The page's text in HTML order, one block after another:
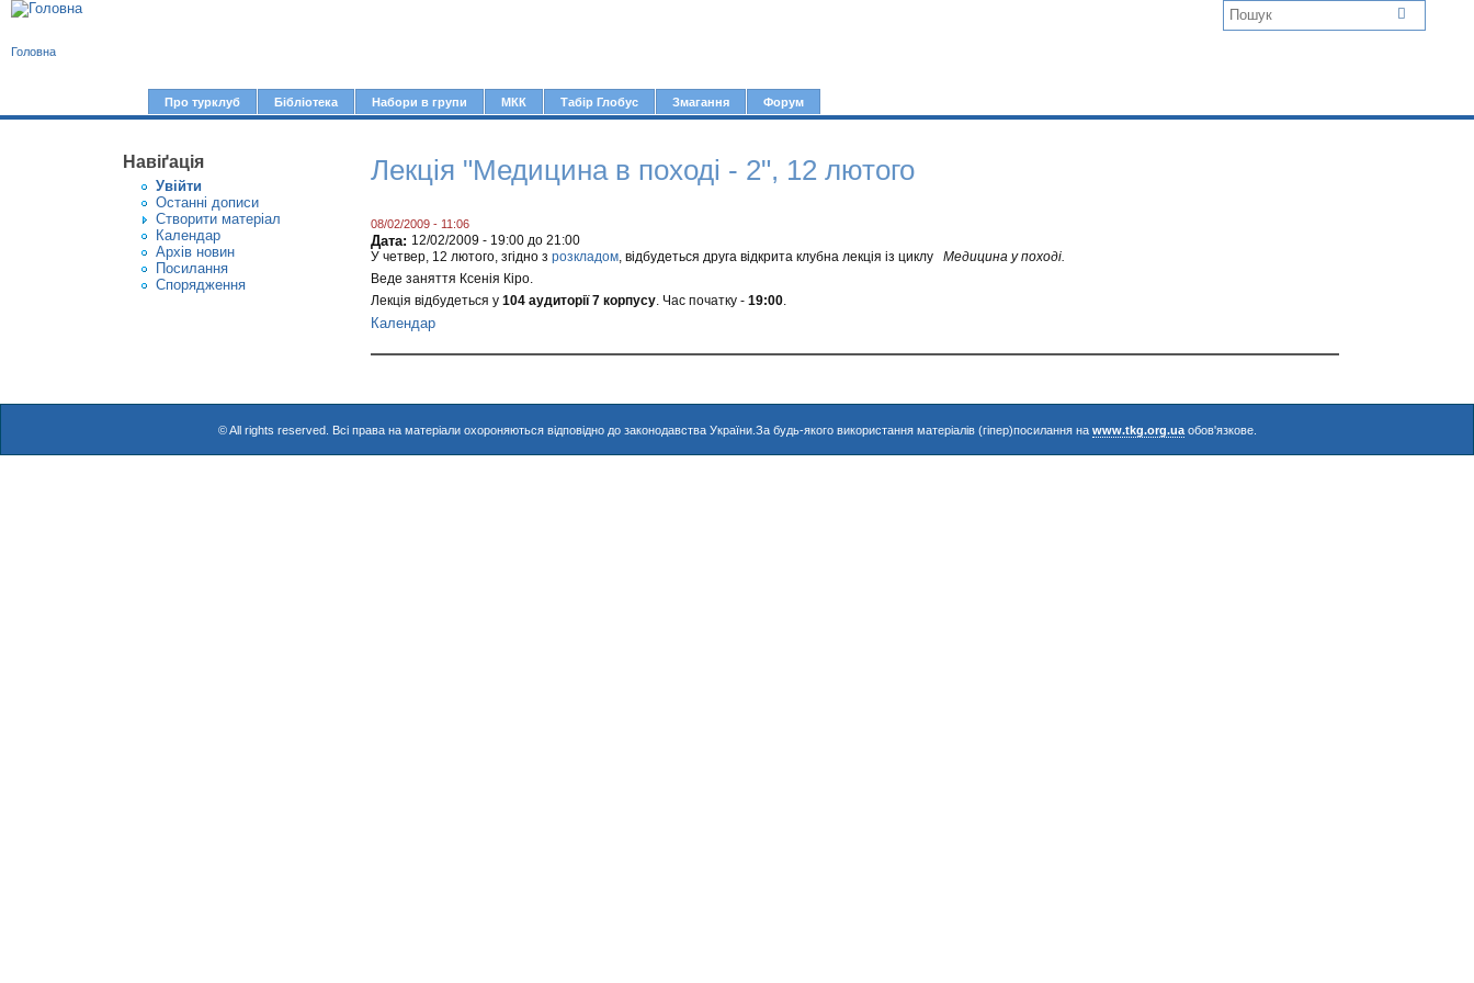
л
о
в
н
Про турклуб Бібліотека Набори в групи МКК Табір Глобус Змагання Форум
Головна
Навіґація
Увiйти
Останні дописи
Створити матерiал
Календар
Архів новин
Посилання
Спорядження
Лекція "Медицина в поході - 2", 12 лютого
08/02/2009 - 11:06
Дата: 12/02/2009 - 19:00до 21:00
У четвер, 12 лютого, згідно з розкладом, відбудеться друга відкрита клубна лекція із циклу Медицина у поході.
Веде заняття Ксенія Кіро.
Лекція відбудеться у 104 аудиторії 7 корпусу. Час початку - 19:00.
Календар
© All rights reserved. Всі права на матеріали охороняються відповідно до законодавства України.За будь-якого використання матеріалів (гіпер)посилання на www.tkg.org.uaобов'язкове.